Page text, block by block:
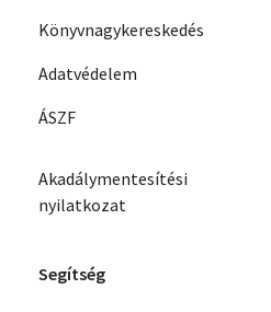
Könyvnagykereskedés
Adatvédelem
ÁSZF
Akadálymentesítési
nyilatkozat
Segítség